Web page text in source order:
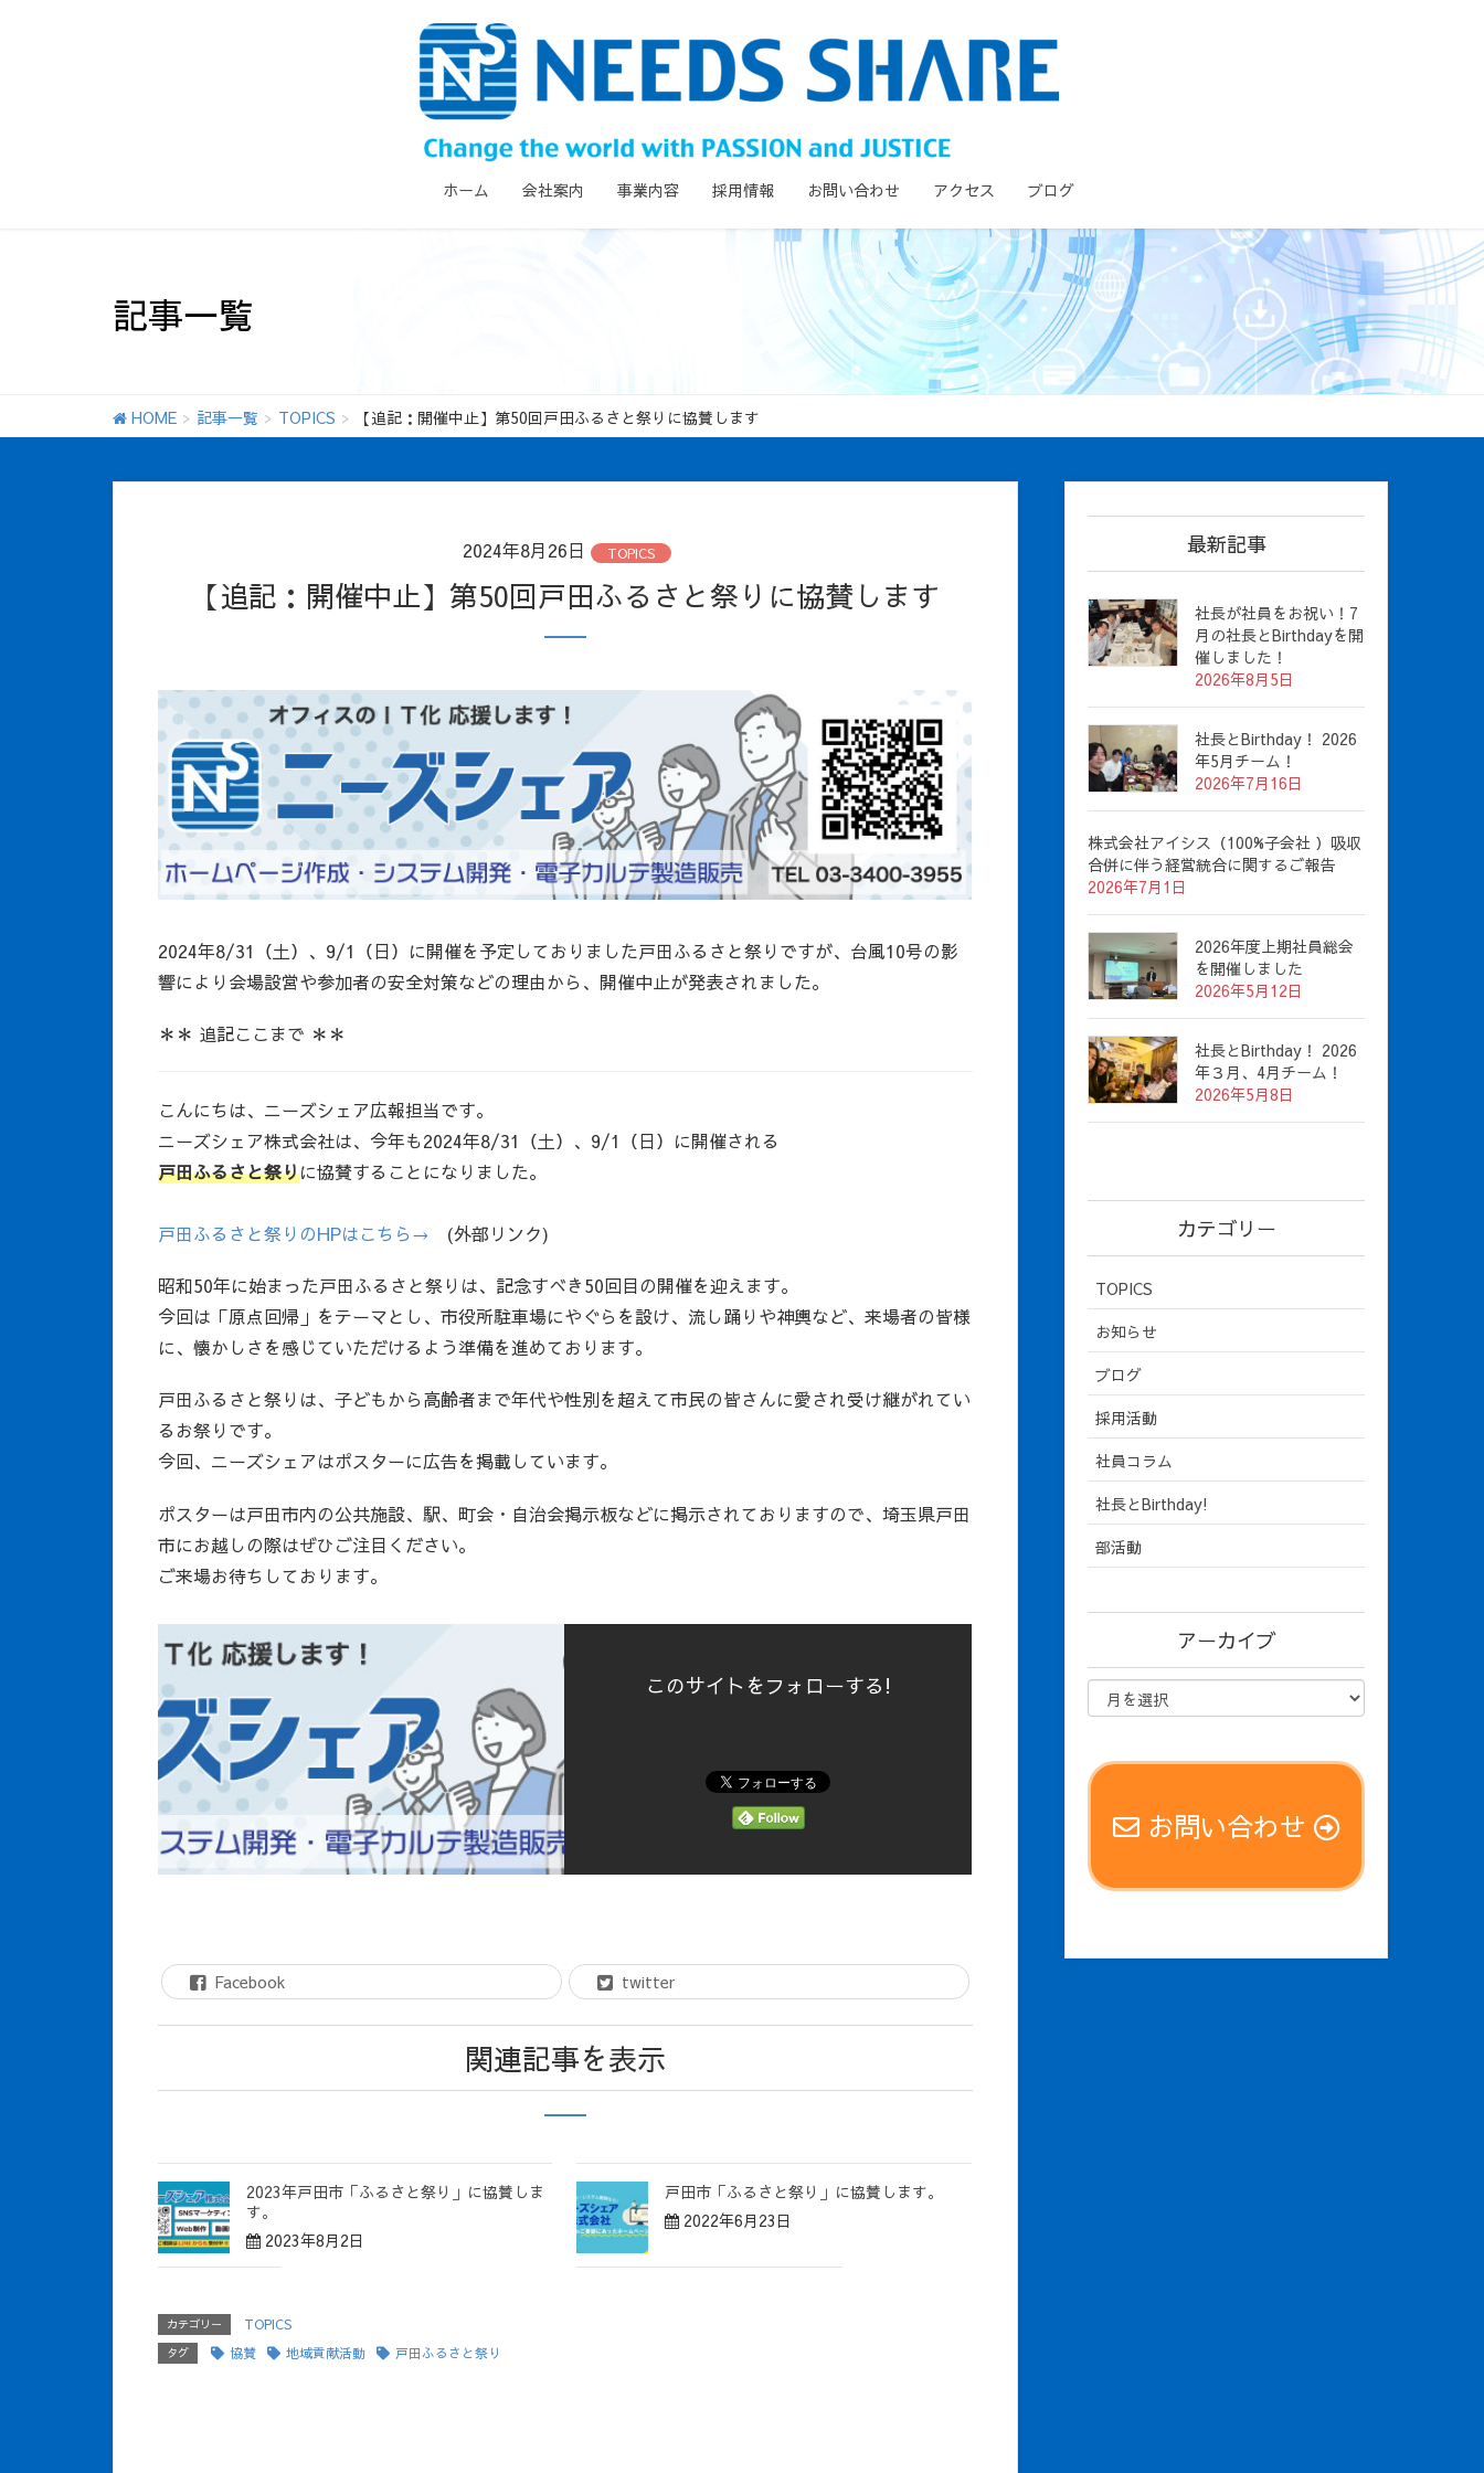
ホーム 会社案内 事業内容 採用情報 お問い合わせ アクセス ブログ
記事一覧
HOME 記事一覧 TOPICS 【追記：開催中止】第50回戸田ふるさと祭りに協賛します
2024年8月26日 TOPICS
【追記：開催中止】第50回戸田ふるさと祭りに協賛します
2024年8/31（土）、9/1（日）に開催を予定しておりました戸田ふるさと祭りですが、台風10号の影
響により会場設営や参加者の安全対策などの理由から、開催中止が発表されました。
＊＊ 追記ここまで ＊＊
こんにちは、ニーズシェア広報担当です。
ニーズシェア株式会社は、今年も2024年8/31（土）、9/1（日）に開催される
戸田ふるさと祭りに協賛することになりました。
戸田ふるさと祭りのHPはこちら→ (外部リンク)
昭和50年に始まった戸田ふるさと祭りは、記念すべき50回目の開催を迎えます。
今回は「原点回帰」をテーマとし、市役所駐車場にやぐらを設け、流し踊りや神輿など、来場者の皆様
に、懐かしさを感じていただけるよう準備を進めております。
戸田ふるさと祭りは、子どもから高齢者まで年代や性別を超えて市民の皆さんに愛され受け継がれてい
るお祭りです。
今回、ニーズシェアはポスターに広告を掲載しています。
ポスターは戸田市内の公共施設、駅、町会・自治会掲示板などに掲示されておりますので、埼玉県戸田
市にお越しの際はぜひご注目ください。
ご来場お待ちしております。
このサイトをフォローする!
Facebook twitter
関連記事を表示
2023年戸田市「ふるさと祭り」に協賛しま
す。
2023年8月2日
戸田市「ふるさと祭り」に協賛します。
2022年6月23日
カテゴリー TOPICS
タグ 協賛 地域貢献活動 戸田ふるさと祭り
最新記事
社長が社員をお祝い！7
月の社長とBirthdayを開
催しました！
2026年8月5日
社長とBirthday！ 2026
年5月チーム！
2026年7月16日
株式会社アイシス（100%子会社 ）吸収
合併に伴う経営統合に関するご報告
2026年7月1日
2026年度上期社員総会
を開催しました
2026年5月12日
社長とBirthday！ 2026
年３月、4月チーム！
2026年5月8日
カテゴリー
TOPICS
お知らせ
ブログ
採用活動
社員コラム
社長とBirthday!
部活動
アーカイブ
お問い合わせ